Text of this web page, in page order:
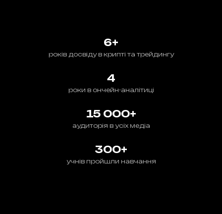
6+
років досвіду в крипті та трейдингу
4
роки в ончейн-аналітиці
15 000+
аудиторія в усіх медіа
300+
учнів пройшли навчання